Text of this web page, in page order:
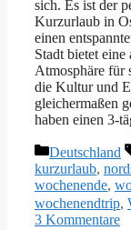
sich. Es ist der
Kurzurlaub in
einen
Stadt bietet eine
Atmosphäre für
die Kultur und
gleichermaßen
haben einen 3-
Kategorien
Deutschland
kurzurlaub,
wochenende,
wochenendtrip,
3 Kommentare